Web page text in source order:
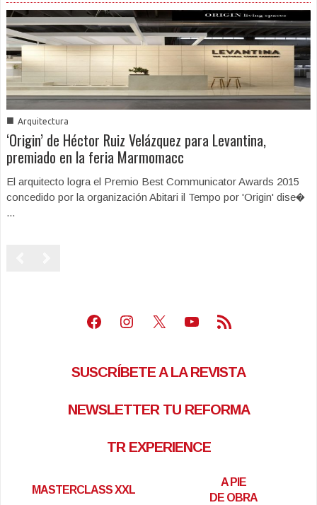
■ Arquitectura
‘Origin’ de Héctor Ruiz Velázquez para Levantina,
premiado en la feria Marmomacc
El arquitecto logra el Premio Best Communicator Awards 2015
concedido por la organización Abitari il Tempo por 'Origin' dise�
...
Facebook
Instagram
X Youtube
Feed RSS
SUSCRÍBETE A LA REVISTA
NEWSLETTER TU REFORMA
TR EXPERIENCE
MASTERCLASS XXL
A PIE
DE OBRA